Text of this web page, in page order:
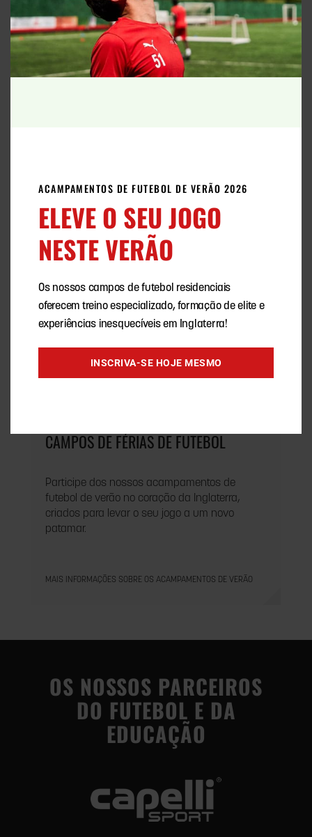
Na FCV International Football Academy,
oferecemos programas de futebol flexíveis,
com duração de2 semanas a uma
CAMPOS DE FÉRIAS DE FUTEBOL
Participe dos nossos acampamentos de
futebol de verão no coração da Inglaterra,
criados para levar o seu jogo a um novo
patamar.
MAIS INFORMAÇÕES SOBRE OS ACAMPAMENTOS DE VERÃO
OS NOSSOS PARCEIROS
DO FUTEBOL E DA
EDUCAÇÃO
ACAMPAMENTOS DE FUTEBOL DE VERÃO 2026
ELEVE O SEU JOGO
NESTE VERÃO
Os nossos campos de futebol residenciais
oferecem treino especializado, formação de elite e
experiências inesquecíveis em Inglaterra!
INSCRIVA-SE HOJE MESMO